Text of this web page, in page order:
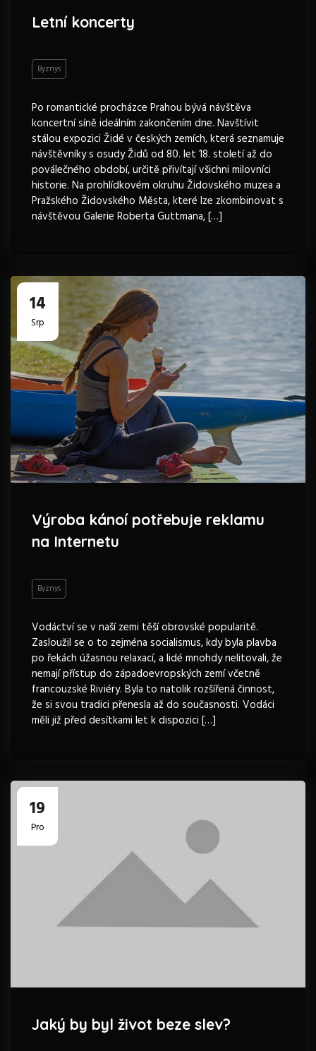
Letní koncerty
Byznys
Po romantické procházce Prahou bývá návštěva
koncertní síně ideálním zakončením dne. Navštívit
stálou expozici Židé v českých zemích, která seznamuje
návštěvníky s osudy Židů od 80. let 18. století až do
poválečného období, určitě přivítají všichni milovníci
historie. Na prohlídkovém okruhu Židovského muzea a
Pražského Židovského Města, které lze zkombinovat s
návštěvou Galerie Roberta Guttmana, […]
14
Srp
Výroba kánoí potřebuje reklamu
na Internetu
Byznys
Vodáctví se v naší zemi těší obrovské popularitě.
Zasloužil se o to zejména socialismus, kdy byla plavba
po řekách úžasnou relaxací, a lidé mnohdy nelitovali, že
nemají přístup do západoevropských zemí včetně
francouzské Riviéry. Byla to natolik rozšířená činnost,
že si svou tradici přenesla až do současnosti. Vodáci
měli již před desítkami let k dispozici […]
19
Pro
Jaký by byl život beze slev?